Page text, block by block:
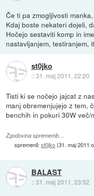
Če ti pa zmogljivosti
Kdaj boste nekateri dojeli,
Hočejo sestaviti komp in
nastavljanjem, testiranjem,
st0jko
::31. maj 2011, 22:20
Tisti ki se nočejo jajcat z
manj obremenjujejo z tem,
benchih in pokuri 30W več/
Zgodovina sprememb…
spremenil:st0jko(31. maj 2011
BALAST
::31. maj 2011, 23:52